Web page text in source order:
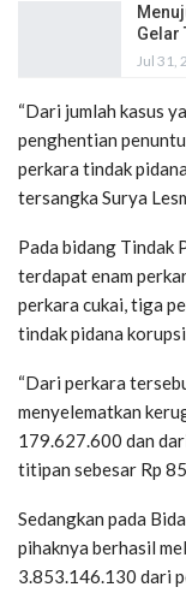
Gelar
Jul 31,
“Dari jumlah kasus
penghentian
perkara tindak
tersangka Surya
Pada bidang Tindak
terdapat enam
perkara cukai, tiga
tindak pidana
“Dari perkara
menyelematkan
179.627.600 dan
titipan sebesar Rp
Sedangkan pada
pihaknya berhasil
3.853.146.130 dari